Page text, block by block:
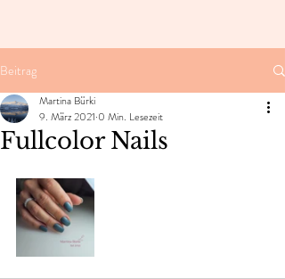
Beitrag
Fullcolor Nails
Martina Bürki
9. März 2021 0 Min. Lesezeit